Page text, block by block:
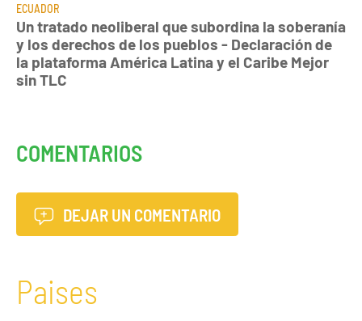
ECUADOR
Un tratado neoliberal que subordina la soberanía
y los derechos de los pueblos - Declaración de
la plataforma América Latina y el Caribe Mejor
sin TLC
COMENTARIOS
DEJAR UN COMENTARIO
Paises